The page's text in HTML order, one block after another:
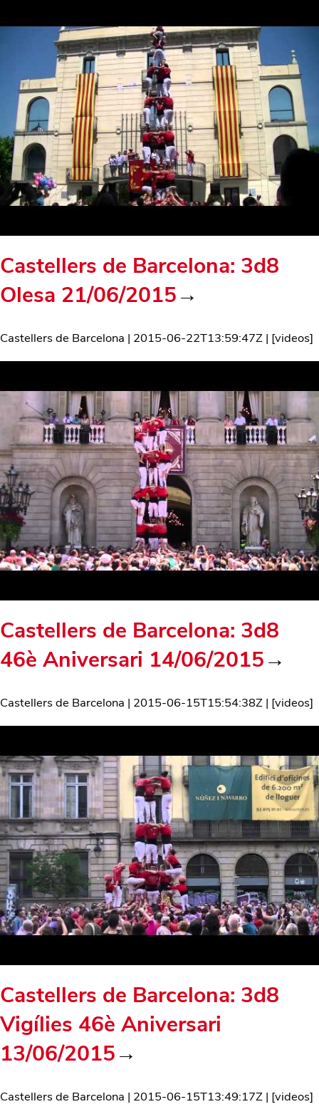
Castellers de Barcelona: 3d8
Olesa 21/06/2015→
Castellers de Barcelona | 2015-06-22T13:59:47Z | [videos]
Castellers de Barcelona: 3d8
46è Aniversari 14/06/2015→
Castellers de Barcelona | 2015-06-15T15:54:38Z | [videos]
Castellers de Barcelona: 3d8
Vigílies 46è Aniversari
13/06/2015→
Castellers de Barcelona | 2015-06-15T13:49:17Z | [videos]